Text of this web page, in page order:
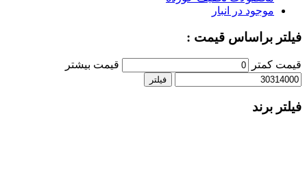
موجود در انبار
فیلتر براساس قیمت :
قیمت کمتر قیمت بیشتر
فیلتر
فیلتر برند